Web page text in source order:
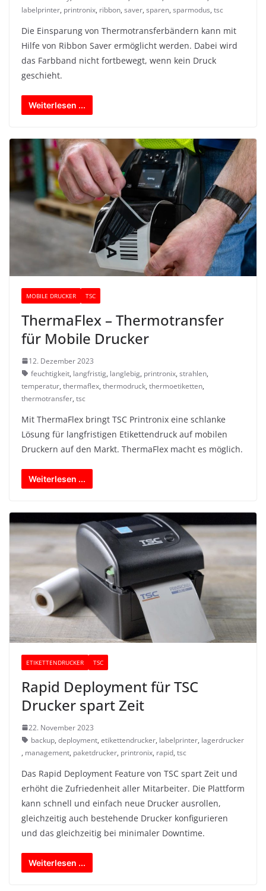
labelprinter, printronix, ribbon, saver, sparen, sparmodus, tsc
Die Einsparung von Thermotransferbändern kann mit
Hilfe von Ribbon Saver ermöglicht werden. Dabei wird
das Farbband nicht fortbewegt, wenn kein Druck
geschieht.
Weiterlesen ...
MOBILE DRUCKER TSC
ThermaFlex – Thermotransfer
für Mobile Drucker
12. Dezember 2023
feuchtigkeit, langfristig, langlebig, printronix, strahlen,
temperatur, thermaflex, thermodruck, thermoetiketten,
thermotransfer, tsc
Mit ThermaFlex bringt TSC Printronix eine schlanke
Lösung für langfristigen Etikettendruck auf mobilen
Druckern auf den Markt. ThermaFlex macht es möglich.
Weiterlesen ...
ETIKETTENDRUCKER TSC
Rapid Deployment für TSC
Drucker spart Zeit
22. November 2023
backup, deployment, etikettendrucker, labelprinter, lagerdrucker
, management, paketdrucker, printronix, rapid, tsc
Das Rapid Deployment Feature von TSC spart Zeit und
erhöht die Zufriedenheit aller Mitarbeiter. Die Plattform
kann schnell und einfach neue Drucker ausrollen,
gleichzeitig auch bestehende Drucker konfigurieren
und das gleichzeitig bei minimaler Downtime.
Weiterlesen ...